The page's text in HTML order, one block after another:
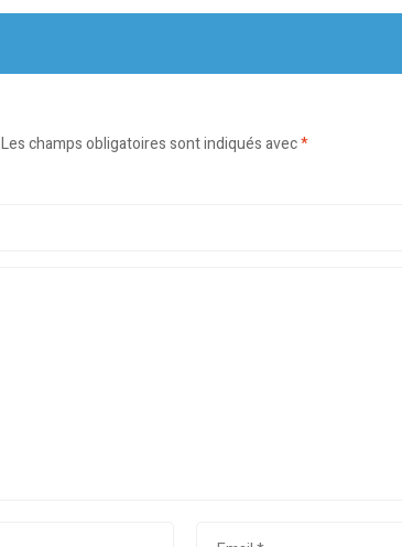
Les champs obligatoires sont indiqués avec*